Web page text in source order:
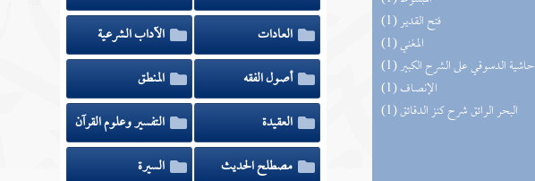
(1) فتح القدير
(1) المغني
(1) حاشية الدسوقي على الشرح الكبير
(1) الإنصاف
(1) البحر الرائق شرح كنز الدقائق
العادات
الآداب الشرعية
أصول الفقه
المنطق
العقيدة
التفسير وعلوم القرآن
مصطلح الحديث
السيرة